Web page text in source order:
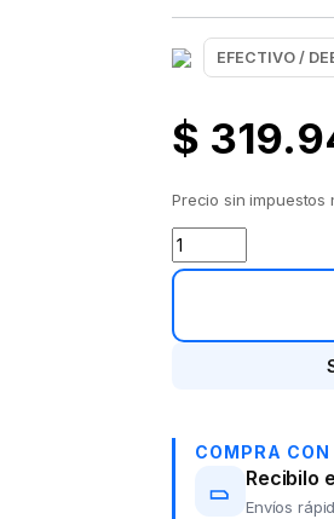
$
Precio sin impuestos
Hidrolavadora B.&
COMPRA
Recibilo
Envíos